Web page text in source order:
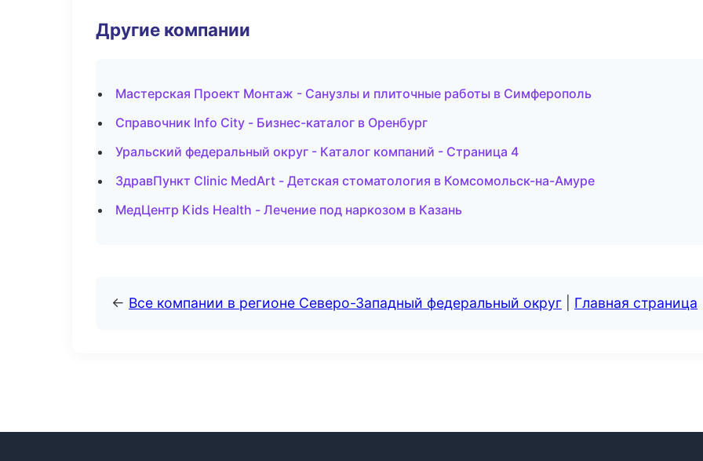
Другие компании
Мастерская Проект Монтаж - Санузлы и плиточные работы в Симферополь
Справочник Info City - Бизнес-каталог в Оренбург
Уральский федеральный округ - Каталог компаний - Страница 4
ЗдравПункт Clinic MedArt - Детская стоматология в Комсомольск-на-Амуре
МедЦентр Kids Health - Лечение под наркозом в Казань
← Все компании в регионе Северо-Западный федеральный округ Главная страница